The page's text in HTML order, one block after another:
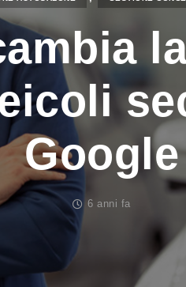
Google
6 anni fa